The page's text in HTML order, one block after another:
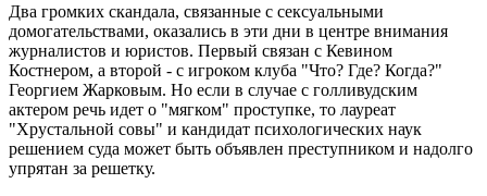
Два громких скандала, связанные с сексуальными
домогательствами, оказались в эти дни в центре внимания
журналистов и юристов. Первый связан с Кевином
Костнером, а второй - с игроком клуба "Что? Где? Когда?"
Георгием Жарковым. Но если в случае с голливудским
актером речь идет о "мягком" проступке, то лауреат
"Хрустальной совы" и кандидат психологических наук
решением суда может быть объявлен преступником и надолго
упрятан за решетку.